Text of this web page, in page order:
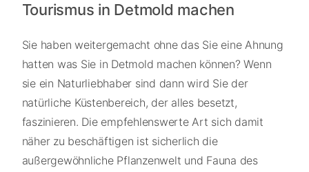
Tourismus in Detmold machen
Sie haben weitergemacht ohne das Sie eine Ahnung
hatten was Sie in Detmold machen können? Wenn
sie ein Naturliebhaber sind dann wird Sie der
natürliche Küstenbereich, der alles besetzt,
faszinieren. Die empfehlenswerte Art sich damit
näher zu beschäftigen ist sicherlich die
außergewöhnliche Pflanzenwelt und Fauna des